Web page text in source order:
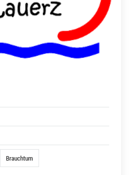
Brauchtum